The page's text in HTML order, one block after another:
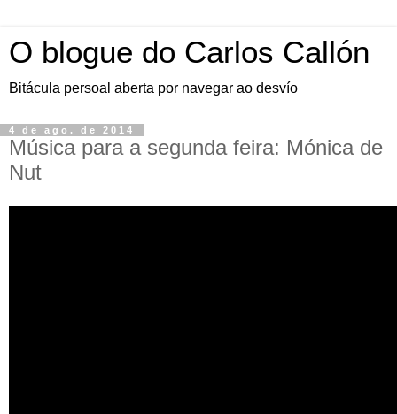
O blogue do Carlos Callón
Bitácula persoal aberta por navegar ao desvío
4 de ago. de 2014
Música para a segunda feira: Mónica de
Nut